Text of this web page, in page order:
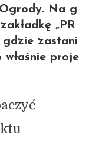
Na g
„PR
gdzie zastani
proje